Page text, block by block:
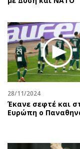
28/11/2024
Έκανε σεφτέ και
Ευρώπη ο